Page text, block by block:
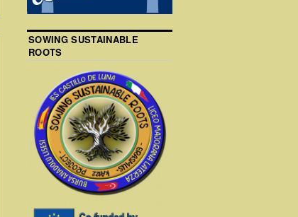
SOWING SUSTAINABLE
ROOTS